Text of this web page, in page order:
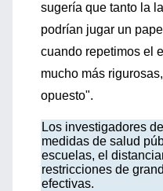
sugería que tanto la
podrían jugar un
cuando repetimos el
mucho más
opuesto".
Los investigadores
medidas de salud
escuelas, el
restricciones de
efectivas.